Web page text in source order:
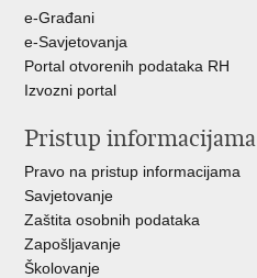
e-Građani
e-Savjetovanja
Portal otvorenih podataka RH
Izvozni portal
Pristup informacijama
Pravo na pristup informacijama
Savjetovanje
Zaštita osobnih podataka
Zapošljavanje
Školovanje